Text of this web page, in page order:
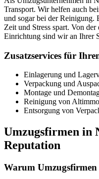
Transport. Wir helfen auch
und sogar bei der Reinigung.
Zeit und Stress spart. Von
Einrichtung sind wir an Ihrer
Zusatzservices für
Einlagerung und
Verpackung und
Montage und
Reinigung von
Entsorgung von
Umzugsfirmen in
Reputation
Warum Umzugsfirmen